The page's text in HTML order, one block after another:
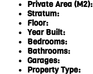
Private Area (M2):
Stratum:
Floor:
Year Built:
Bedrooms:
Bathrooms:
Garages:
Property Type: